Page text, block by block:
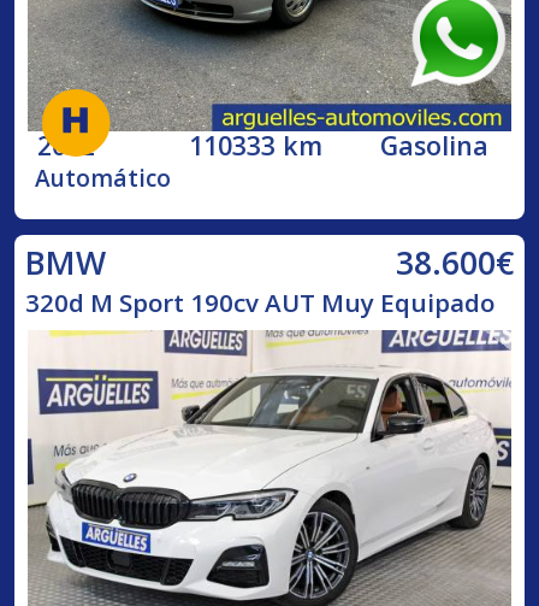
2002 110333 km Gasolina
Automático
BMW 38.600€
320d M Sport 190cv AUT Muy Equipado